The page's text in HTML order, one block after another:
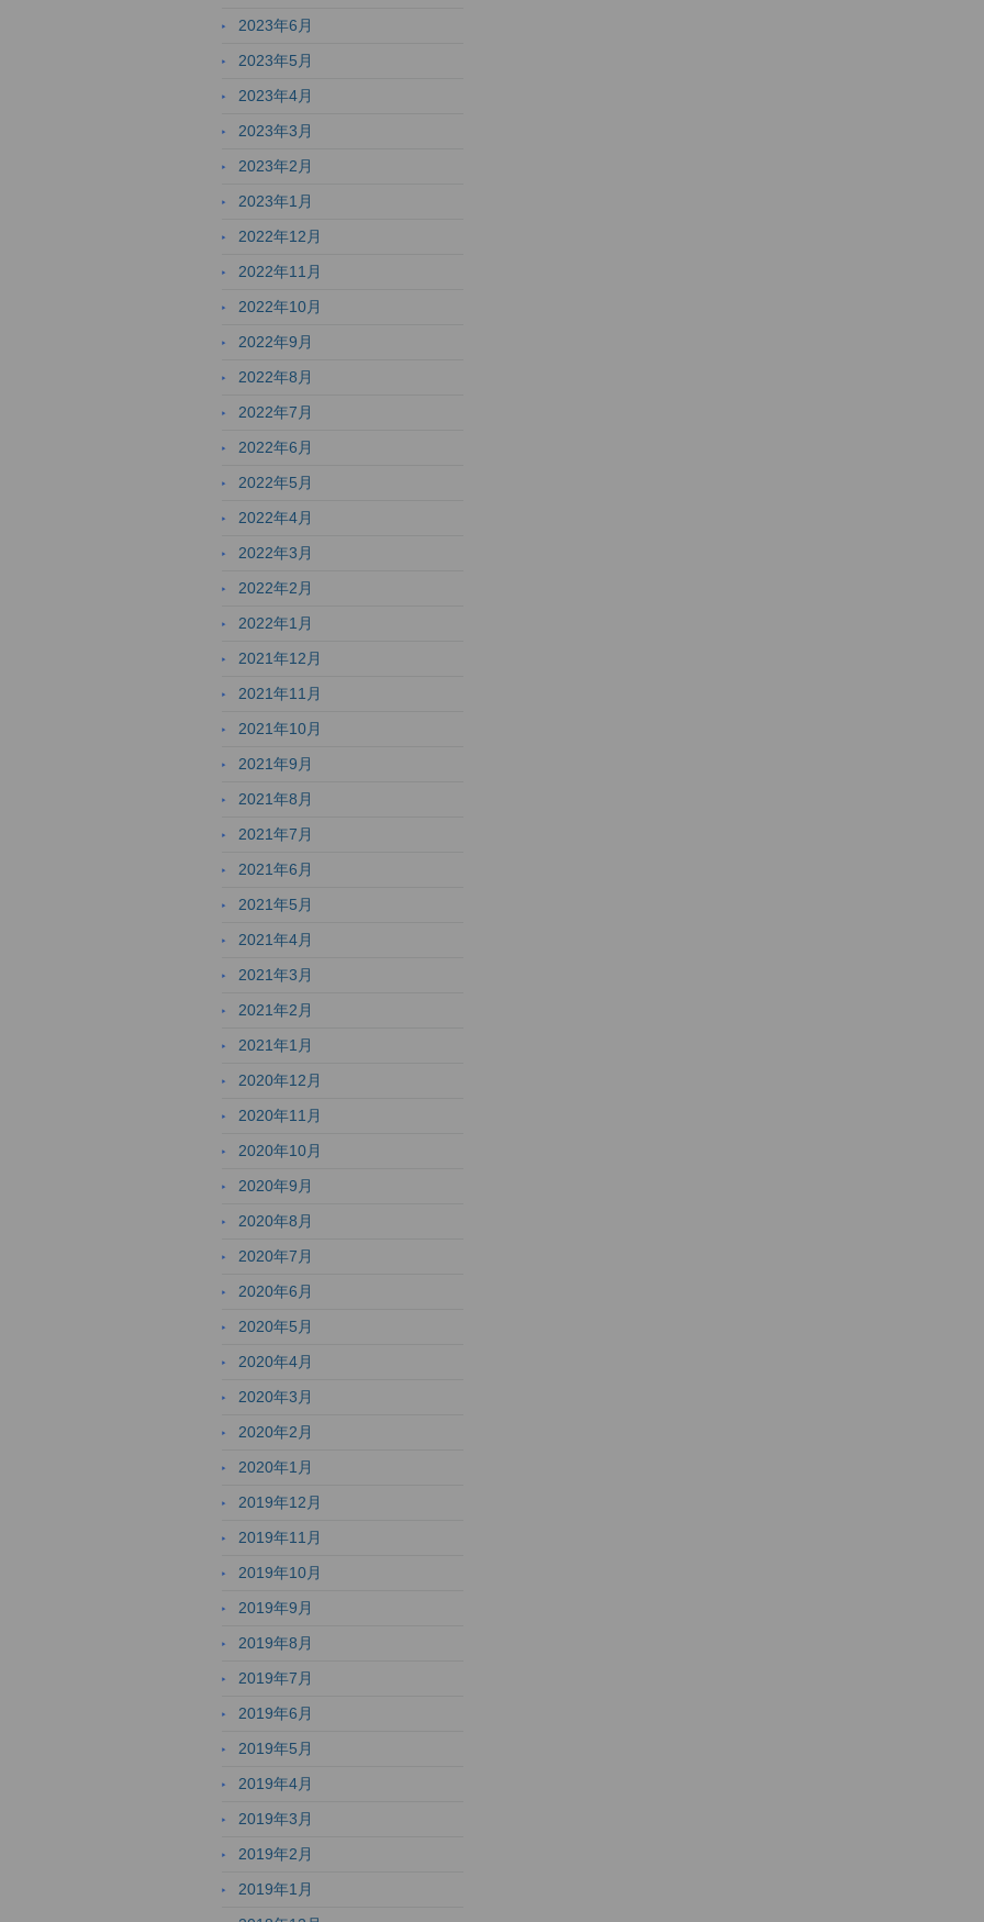
2023年6月
2023年5月
2023年4月
2023年3月
2023年2月
2023年1月
2022年12月
2022年11月
2022年10月
2022年9月
2022年8月
2022年7月
2022年6月
2022年5月
2022年4月
2022年3月
2022年2月
2022年1月
2021年12月
2021年11月
2021年10月
2021年9月
2021年8月
2021年7月
2021年6月
2021年5月
2021年4月
2021年3月
2021年2月
2021年1月
2020年12月
2020年11月
2020年10月
2020年9月
2020年8月
2020年7月
2020年6月
2020年5月
2020年4月
2020年3月
2020年2月
2020年1月
2019年12月
2019年11月
2019年10月
2019年9月
2019年8月
2019年7月
2019年6月
2019年5月
2019年4月
2019年3月
2019年2月
2019年1月